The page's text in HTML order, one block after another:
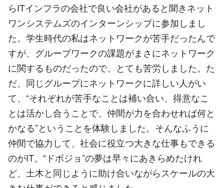
らITインフラの会社で良い会社があると聞きネット
ワンシステムズのインターンシップに参加しまし
た。学生時代の私はネットワークが苦手だったんで
すが、グループワークの課題がまさにネットワーク
に関するものだったので、とても苦労しました。た
だ、同じグループにネットワークに詳しい人がい
て、“それぞれが苦手なことは補い合い、得意なこ
とは活かし合うことで、仲間が力を合わせれば何と
かなる”ということを体験しました。そんなふうに
仲間で協力して、社会に役立つ大きな仕事もできる
のがIT。“ドボジョ”の夢は早々にあきらめたけれ
ど、土木と同じように助け合いながらスケールの大